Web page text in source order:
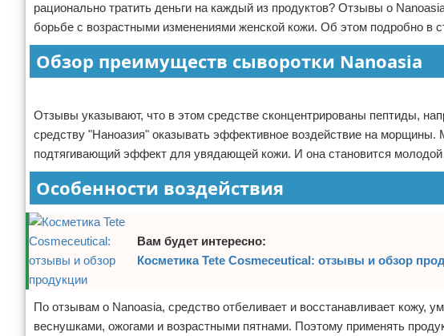
Самосовершенствование
Финансы
Условия предоставления информации
Отказ от ответственности
рационально тратить деньги на каждый из продуктов? Отзывы о
борьбе с возрастными изменениями женской кожи. Об этом подробно в
Обзор преимуществ сыворотки Nanoasia
Отзывы указывают, что в этом средстве сконцентрированы пептиды,
средству "Наноазия" оказывать эффективное воздействие на
подтягивающий эффект для увядающей кожи. И она становится молодой
Особенности воздействия
Вам будет интересно:
Косметика Tete Cosmeceutical: отзывы и обзор
По отзывам о Nanoasia, средство отбеливает и восстанавливает кожу,
веснушками, ожогами и возрастными пятнами. Поэтому применять